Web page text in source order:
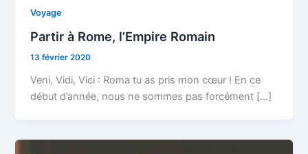
Voyage
Partir à Rome, l’Empire Romain
13 février 2020
Veni, Vidi, Vici : Roma tu as pris mon cœur ! En ce
début d’année, nous ne sommes pas forcément […]